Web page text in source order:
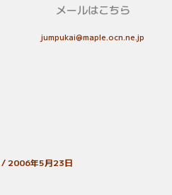
メールはこちら
jumpukai@maple.ocn.ne.jp
/ 2006年5月23日